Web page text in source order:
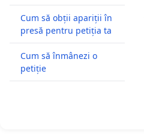
Cum să obții apariții în
presă pentru petiția ta
Cum să înmânezi o
petiție